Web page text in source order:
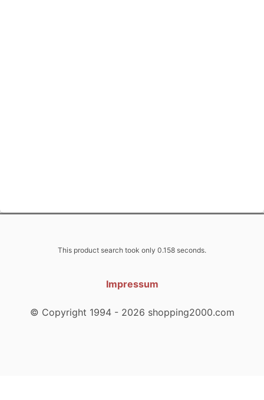
This product search took only 0.158 seconds.
Impressum
© Copyright 1994 - 2026 shopping2000.com